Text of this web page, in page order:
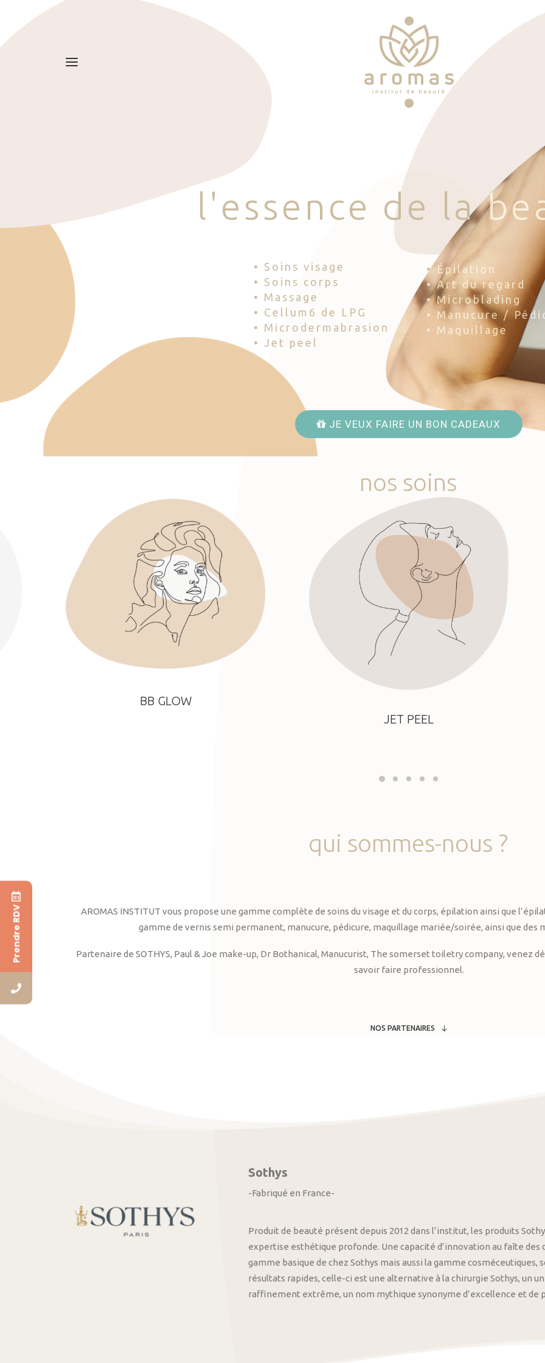
l 'esse nce d e la be
• Soins visage
• Soins corps
• Massage
• Cellum6 de LPG
• Microdermabrasion
• Jet peel
• Épilation
• Art du regard
• Microblading
• Manucure /
• Maquillage
JE VEUX FAIRE UN BON CADEAUX
nos soins
BB GLOW
JET PEEL
qui sommes-nous ?
AROMAS INSTITUT vous propose une gamme complète de soins du visage et du corps, épilation ainsi que
gamme de vernis semi permanent, manucure, pédicure, maquillage mariée/soirée, ainsi que des
Partenaire de SOTHYS, Paul & Joe make-up, Dr Bothanical, Manucurist, The somerset toiletry company, venez
savoir faire professionnel.
NOS PARTENAIRES
Sothys
-Fabriqué en France-
Produit de beauté présent depuis 2012 dans l’institut, les produits
expertise esthétique profonde. Une capacité d’innovation au faîte
gamme basique de chez Sothys mais aussi la gamme
résultats rapides, celle-ci est une alternative à la chirurgie Sothys, un
raffinement extrême, un nom mythique synonyme d’excellence et de
Prendre RDV